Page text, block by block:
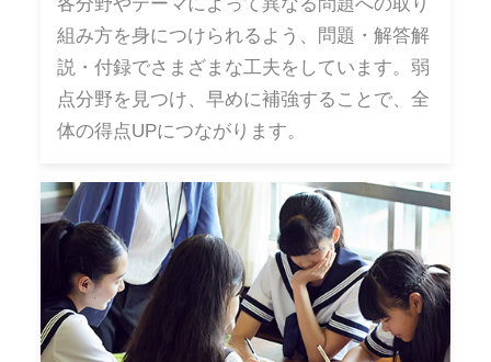
組み方を身につけられるよう、問題・解答解
説・付録でさまざまな工夫をしています。弱
点分野を見つけ、早めに補強することで、全
体の得点UPにつながります。